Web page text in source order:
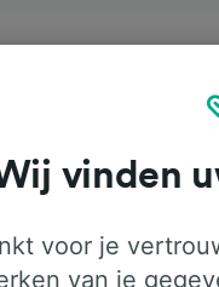
vinden
voor je
van je